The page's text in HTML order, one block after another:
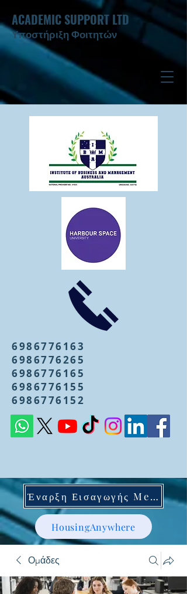
6986776163
6986776265
6986776165
6986776155
6986776152
ACADEMIC SUPPORT LTD
Υποστήριξη Φοιτητών ​
Έναρξη Εισαγωγής Mentoring
HousingAnywhere
Ομάδες